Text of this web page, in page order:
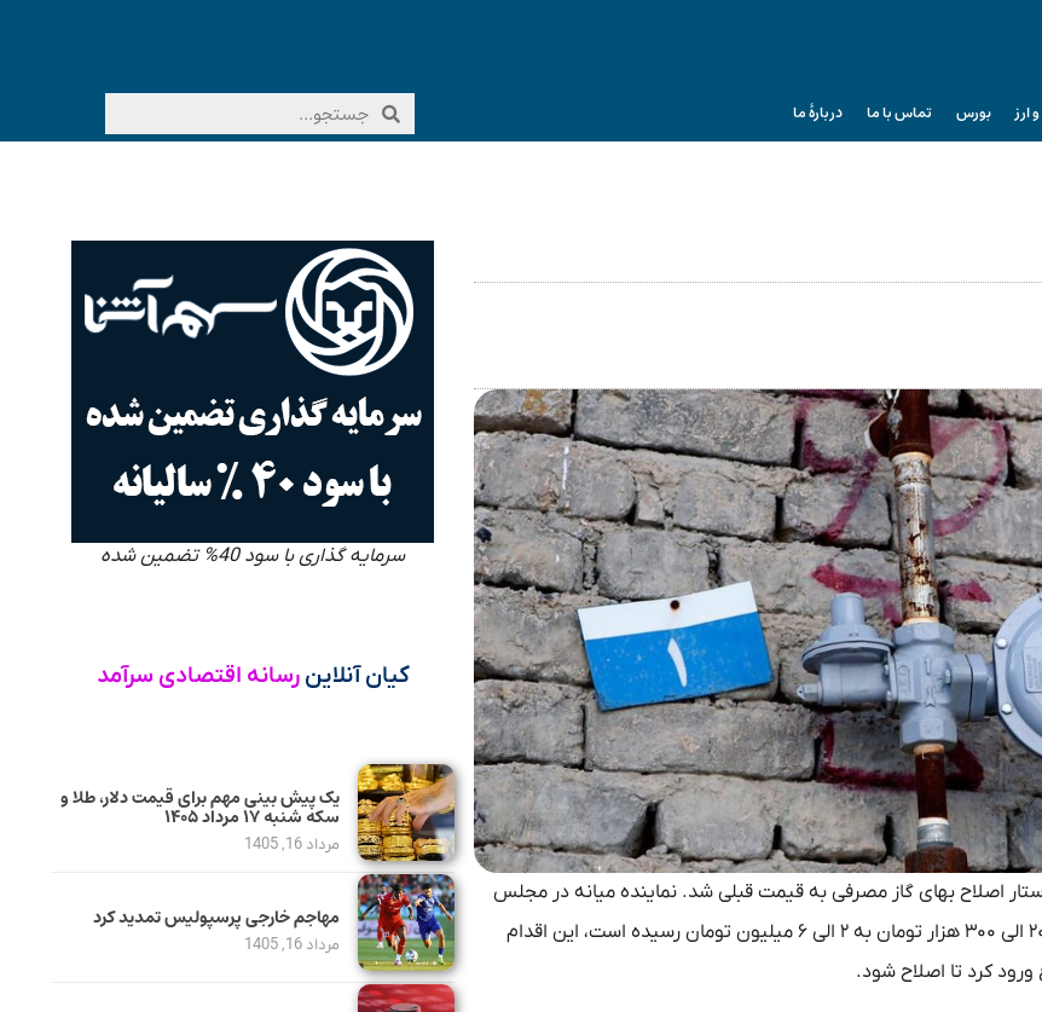
ارز بورس تماس با ما دربارۀ ما
اصلاح بهای گاز مصرفی به قیمت قبلی شد. نماینده میانه در مجلس
نیز گفت: قبض مشترکان گاز به ویژه مشترکان روستایی به یکباره از ۲۰۰ الی ۳۰۰ هزار تومان به ۲ الی ۶ میلیون تومان رسیده است، این اقدام
کرد تا اصلاح شود.
سرمایه گذاری با سود 40% تضمین شده
کیان آنلاین رسانه اقتصادی سرآمد
یک پیش ‌بینی مهم برای قیمت دلار، طلا و
سکه شنبه ۱۷ مرداد ۱۴۰۵
مرداد 16, 1405
مهاجم خارجی پرسپولیس تمدید کرد
مرداد 16, 1405